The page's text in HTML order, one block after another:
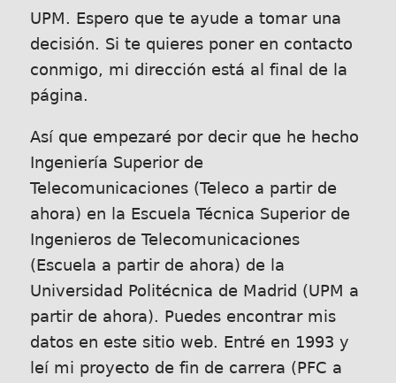
UPM. Espero que te ayude a tomar una
decisión. Si te quieres poner en contacto
conmigo, mi dirección está al final de la
página.
Así que empezaré por decir que he hecho
Ingeniería Superior de
Telecomunicaciones (Teleco a partir de
ahora) en la Escuela Técnica Superior de
Ingenieros de Telecomunicaciones
(Escuela a partir de ahora) de la
Universidad Politécnica de Madrid (UPM a
partir de ahora). Puedes encontrar mis
datos en este sitio web. Entré en 1993 y
leí mi proyecto de fin de carrera (PFC a